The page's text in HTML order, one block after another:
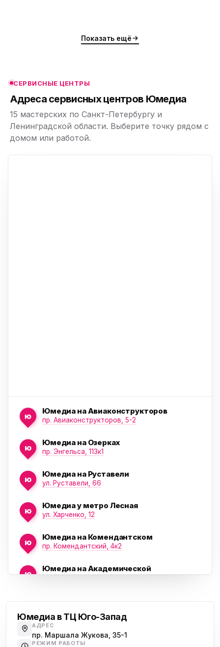
Показать ещё
СЕРВИСНЫЕ ЦЕНТРЫ
Адреса сервисных центров Юмедиа
15 мастерских по Санкт-Петербургу и
Ленинградской области. Выберите точку рядом с
домом или работой.
ю
Юмедиа на Авиаконструкторов
пр. Авиаконструкторов, 5-2
ю
Юмедиа на Озерках
пр. Энгельса, 113к1
ю
Юмедиа на Руставели
ул. Руставели, 66
ю
Юмедиа у метро Лесная
ул. Харченко, 12
ю
Юмедиа на Комендантском
пр. Комендантский, 4к2
ю
Юмедиа на Академической
Юмедиа на Наставников
пр. Наставников 35
ю
Юмедиа в ТЦ Юго-Запад
АДРЕС
пр. Маршала Жукова, 35-1
РЕЖИМ РАБОТЫ